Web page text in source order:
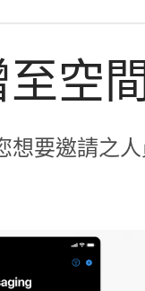
空間
想要邀請之